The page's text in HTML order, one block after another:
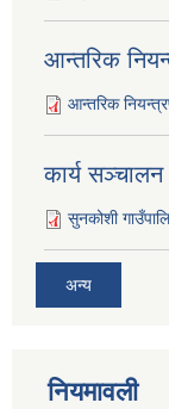
आन्तरिक
आन्तरिक
कार्य
सुनकोशी
अन्य
नियमावली